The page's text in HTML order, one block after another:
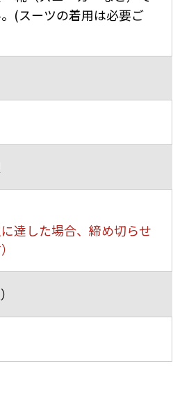
(スーツの着用は必要ご
達した場合、締め切らせ